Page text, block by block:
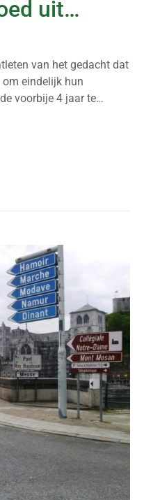
uit…
van het gedacht dat
eindelijk hun
voorbije 4 jaar te…